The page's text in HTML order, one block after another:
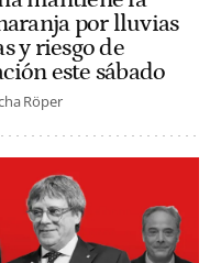
por lluvias
y riesgo de
este sábado
Röper